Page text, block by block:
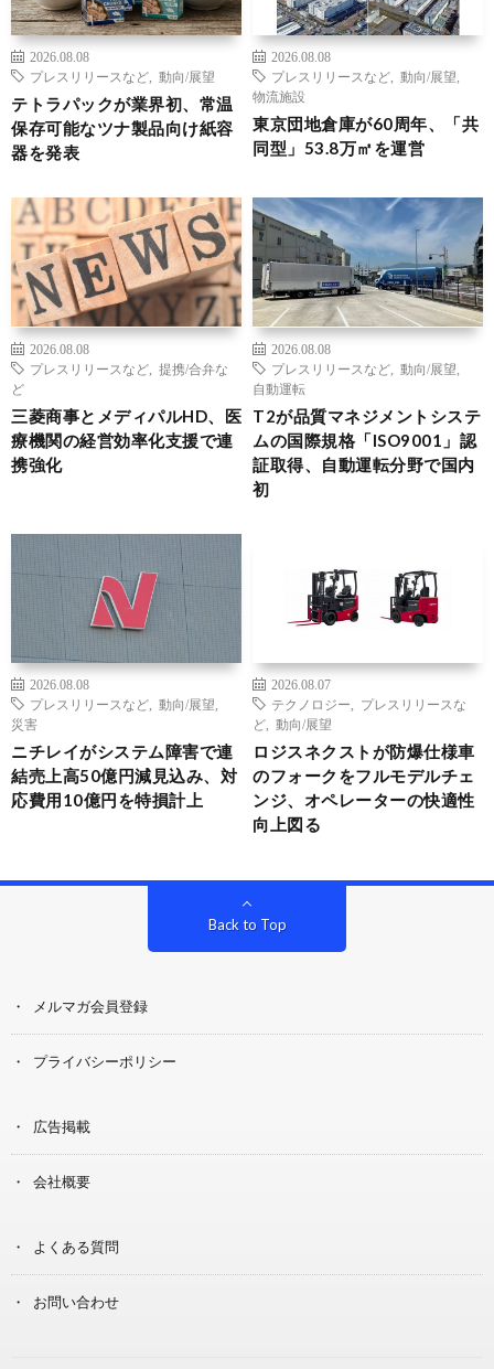
2026.08.08
プレスリリースなど
動向/展望
テトラパックが業界初、常温
保存可能なツナ製品向け紙容
器を発表
2026.08.08
プレスリリースなど
動向/展望
物流施設
東京団地倉庫が60周年、「共
同型」53.8万㎡を運営
2026.08.08
プレスリリースなど
提携/合弁な
ど
三菱商事とメディパルHD、医
療機関の経営効率化支援で連
携強化
2026.08.08
プレスリリースなど
動向/展望
自動運転
T2が品質マネジメントシステ
ムの国際規格「ISO9001」認
証取得、自動運転分野で国内
初
2026.08.08
プレスリリースなど
動向/展望
災害
ニチレイがシステム障害で連
結売上高50億円減見込み、対
応費用10億円を特損計上
2026.08.07
テクノロジー
プレスリリースな
ど
動向/展望
ロジスネクストが防爆仕様車
のフォークをフルモデルチェ
ンジ、オペレーターの快適性
向上図る
Back to Top
メルマガ会員登録
プライバシーポリシー
広告掲載
会社概要
よくある質問
お問い合わせ